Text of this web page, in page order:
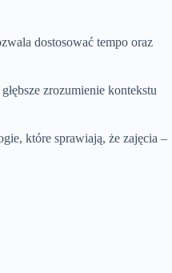
dostosować tempo oraz
zrozumienie kontekstu
które sprawiają, że zajęcia –